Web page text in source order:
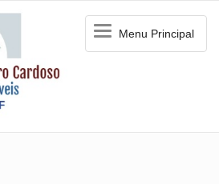
MenuMenu Principal